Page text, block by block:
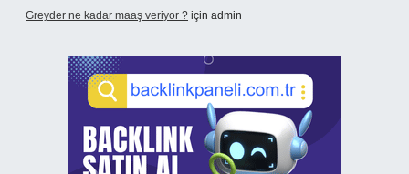
Greyder ne kadar maaş veriyor ? için admin